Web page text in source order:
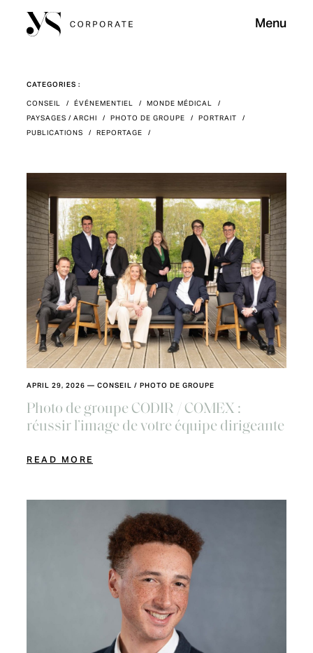
Menu
CATEGORIES :
CONSEIL / ÉVÉNEMENTIEL / MONDE MÉDICAL /
PAYSAGES / ARCHI / PHOTO DE GROUPE / PORTRAIT /
PUBLICATIONS / REPORTAGE /
APRIL 29, 2026 — CONSEIL / PHOTO DE GROUPE
Photo de groupe CODIR / COMEX :
réussir l’image de votre équipe dirigeante
READ MORE